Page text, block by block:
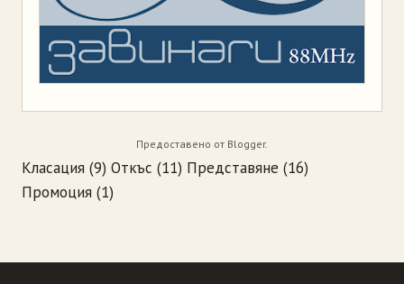
Предоставено от Blogger.
Класация (9) Откъс (11) Представяне (16)
Промоция (1)